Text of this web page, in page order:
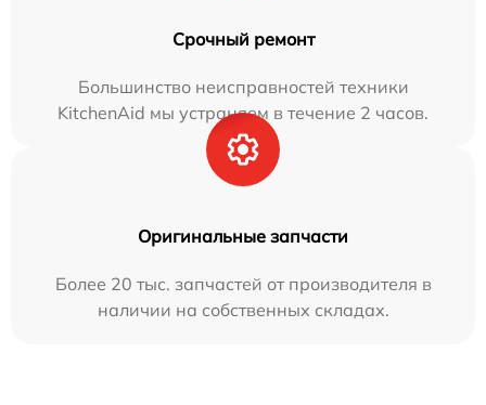
Срочный ремонт
Большинство неисправностей техники
KitchenAid мы устраняем в течение 2 часов.
Оригинальные запчасти
Более 20 тыс. запчастей от производителя в
наличии на собственных складах.